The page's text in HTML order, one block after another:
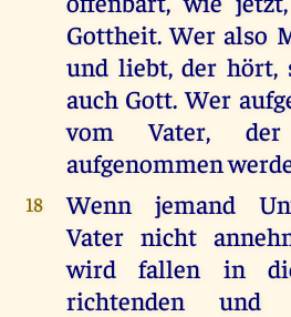
Gottheit. Wer also
und liebt, der hört,
auch Gott. Wer
vom Vater,
aufgenommen
18
Wenn jemand
Vater nicht
wird fallen in
richtenden und